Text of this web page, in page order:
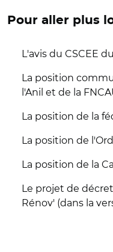
Pour aller plus
L'avis du CSCEE
La position
l'Anil et de la
La position de la
La position de
La position de la
Le projet de
Rénov' (dans la